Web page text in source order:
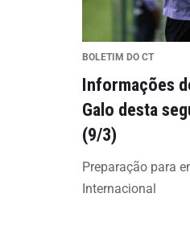
BOLETIM DO CT
Informações
Galo desta
(9/3)
Preparação para
Internacional